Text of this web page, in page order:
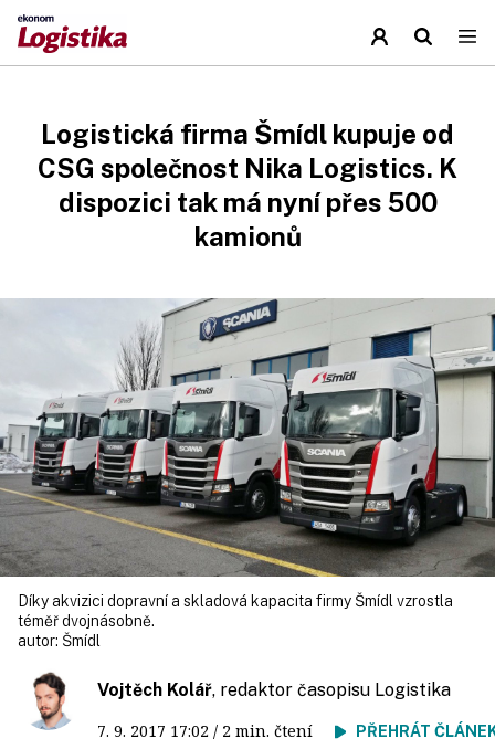
Logistická firma Šmídl kupuje od
CSG společnost Nika Logistics. K
dispozici tak má nyní přes 500
kamionů
Díky akvizici dopravní a skladová kapacita firmy Šmídl vzrostla
téměř dvojnásobně.
autor: Šmídl
Vojtěch Kolář, redaktor časopisu Logistika
7. 9. 2017 17:02 / 2 min. čtení PŘEHRÁT